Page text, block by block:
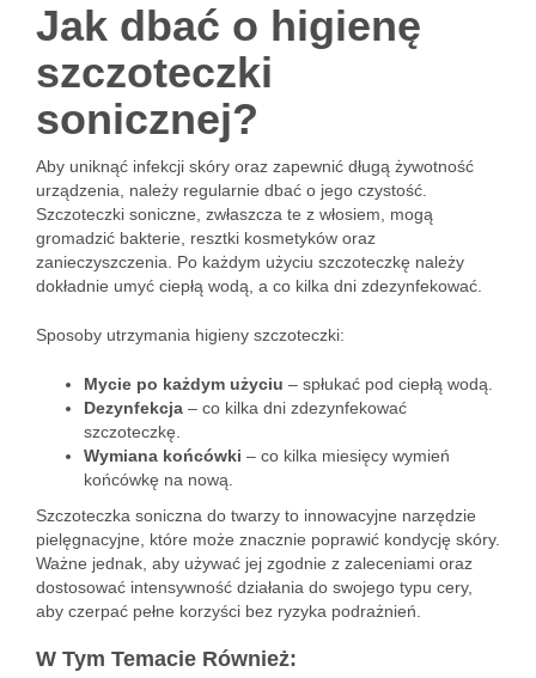
Jak dbać o higienę
szczoteczki
sonicznej?
Aby uniknąć infekcji skóry oraz zapewnić długą żywotność
urządzenia, należy regularnie dbać o jego czystość.
Szczoteczki soniczne, zwłaszcza te z włosiem, mogą
gromadzić bakterie, resztki kosmetyków oraz
zanieczyszczenia. Po każdym użyciu szczoteczkę należy
dokładnie umyć ciepłą wodą, a co kilka dni zdezynfekować.
Sposoby utrzymania higieny szczoteczki:
Mycie po każdym użyciu – spłukać pod ciepłą wodą.
Dezynfekcja – co kilka dni zdezynfekować
szczoteczkę.
Wymiana końcówki – co kilka miesięcy wymień
końcówkę na nową.
Szczoteczka soniczna do twarzy to innowacyjne narzędzie
pielęgnacyjne, które może znacznie poprawić kondycję skóry.
Ważne jednak, aby używać jej zgodnie z zaleceniami oraz
dostosować intensywność działania do swojego typu cery,
aby czerpać pełne korzyści bez ryzyka podrażnień.
W Tym Temacie Również: